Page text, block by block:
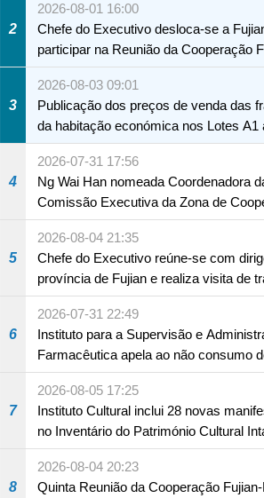
2
2026-08-01 16:00
Chefe do Executivo desloca-se a
participar na Reunião da Cooperação
Macau
3
2026-08-03 09:01
Publicação dos preços de venda das
da habitação económica nos Lotes A1
A12 da Zona A dos Novos Aterros
4
2026-07-31 17:56
Ng Wai Han nomeada Coordenadora
Comissão Executiva da Zona de
Aprofundada entre Guangdong e
Hengqin
5
2026-08-04 21:35
Chefe do Executivo reúne-se com
província de Fujian e realiza visita de
em Fuzhou
6
2026-07-31 22:49
Instituto para a Supervisão e
Farmacêutica apela ao não consumo
produto com substâncias
ocidentais
7
2026-08-05 17:25
Instituto Cultural inclui 28 novas
no Inventário do Património Cultural
8
2026-08-04 20:23
Quinta Reunião da Cooperação